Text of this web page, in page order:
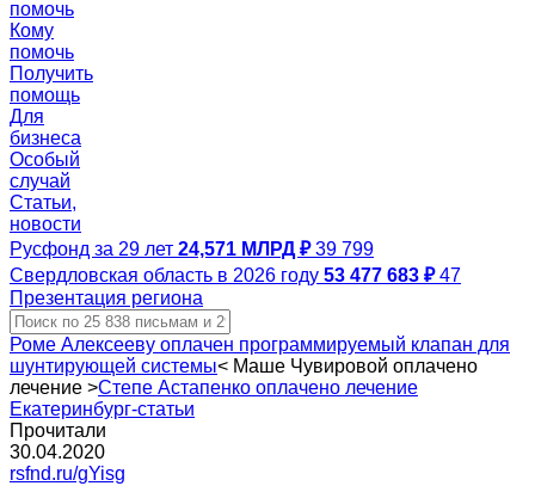
помочь
Кому
помочь
Получить
помощь
Для
бизнеса
Особый
случай
Статьи,
новости
Русфонд за 29 лет 24,571 МЛРД ₽ 39 799
Свердловская область в 2026 году 53 477 683 ₽ 47
Презентация региона
Роме Алексееву оплачен программируемый клапан для
шунтирующей системы< Маше Чувировой оплачено
лечение >Степе Астапенко оплачено лечение
Екатеринбург-статьи
Прочитали
30.04.2020
rsfnd.ru/gYisg